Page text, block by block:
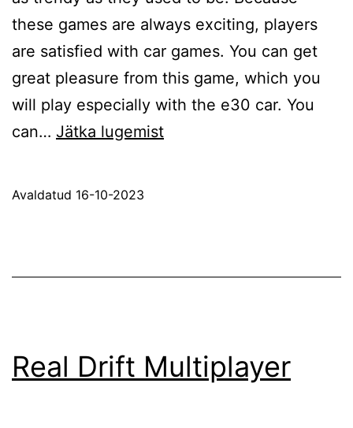
these games are always exciting, players
are satisfied with car games. You can get
great pleasure from this game, which you
will play especially with the e30 car. You
can… Jätka lugemistE30
Avaldatud 16-10-2023
Real Drift Multiplayer